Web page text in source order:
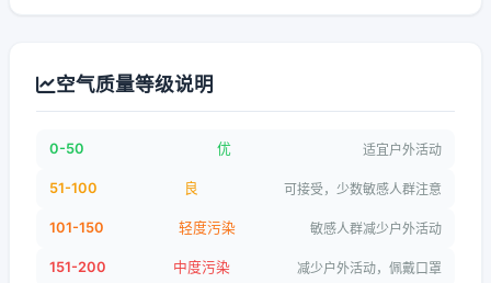
空气质量等级说明
0-50 优 适宜户外活动
51-100 良 可接受，少数敏感人群注意
101-150 轻度污染 敏感人群减少户外活动
151-200 中度污染 减少户外活动，佩戴口罩